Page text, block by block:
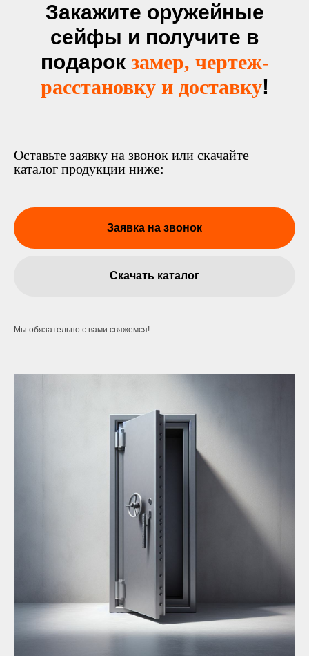
Закажите оружейные
сейфы и получите в
подарок замер, чертеж-
расстановку и доставку!
Оставьте заявку на звонок или скачайте
каталог продукции ниже:
Заявка на звонок
Скачать каталог
Мы обязательно с вами свяжемся!